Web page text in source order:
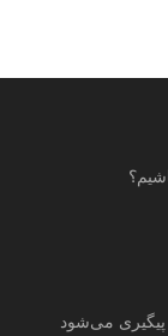
پیگیری می‌شود